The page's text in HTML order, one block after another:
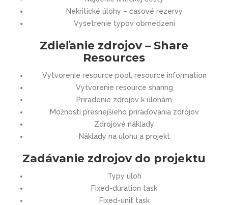
Nekritické úlohy – časové rezervy
Vyšetrenie typov obmedzení
Zdieľanie zdrojov – Share
Resources
Vytvorenie resource pool, resource information
Vytvorenie resource sharing
Priradenie zdrojov k úlohám
Možnosti presnejšieho priraďovania zdrojov
Zdrojové náklady
Náklady na úlohu a projekt
Zadávanie zdrojov do projektu
Typy úloh
Fixed-duration task
Fixed-unit task